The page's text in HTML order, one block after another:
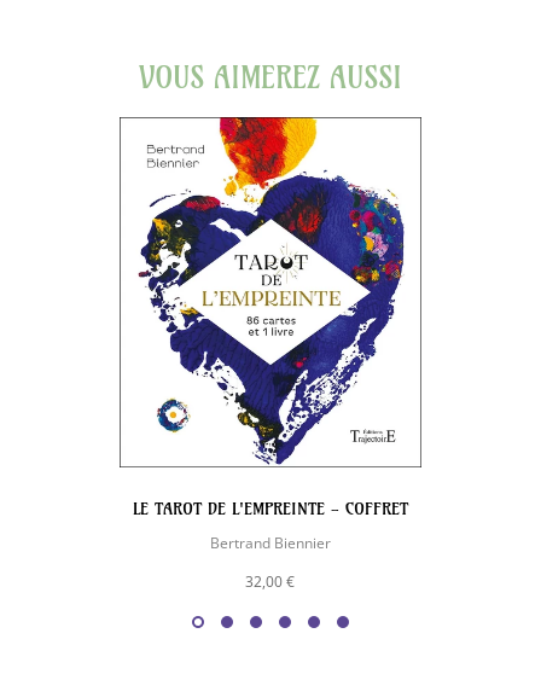
VOUS AIMEREZ AUSSI
LE TAROT DE L'EMPREINTE - COFFRET
Bertrand Biennier
32,00 €